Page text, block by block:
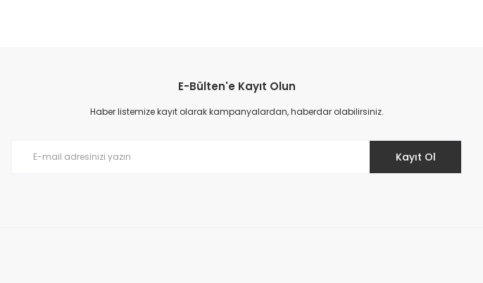
E-Bülten'e Kayıt Olun
Haber listemize kayıt olarak kampanyalardan, haberdar olabilirsiniz.
Kayıt Ol